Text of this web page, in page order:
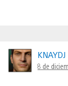
KNAYDJ
8 de